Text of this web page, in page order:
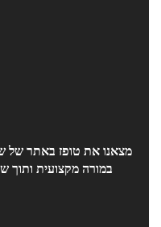
מצאנו את טופז באתר של
במורה מקצועית ותוך